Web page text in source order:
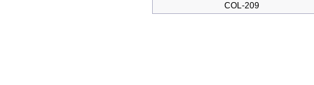
COL-209